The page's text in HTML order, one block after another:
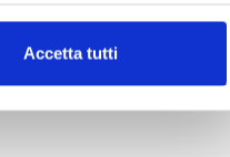
(impronte
Accetta tutti